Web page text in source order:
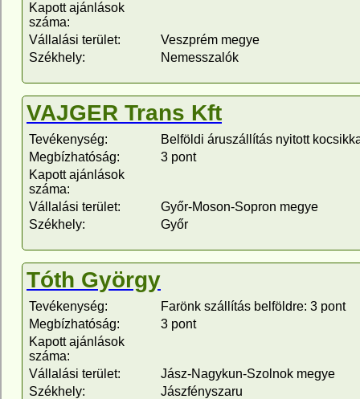
Kapott ajánlások
száma:
Vállalási terület:
Veszprém megye
Székhely:
Nemesszalók
VAJGER Trans Kft
Tevékenység:
Belföldi áruszállítás nyitott
Megbízhatóság:
3 pont
Kapott ajánlások
száma:
Vállalási terület:
Győr-Moson-Sopron megye
Székhely:
Győr
Tóth György
Tevékenység:
Farönk szállítás belföldre: 3 pont
Megbízhatóság:
3 pont
Kapott ajánlások
száma:
Vállalási terület:
Jász-Nagykun-Szolnok megye
Székhely:
Jászfényszaru